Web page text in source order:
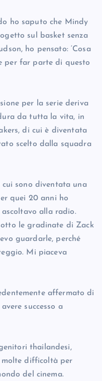
ho saputo che Mindy
sul basket senza
ho pensato: ‘Cosa
per far parte di questo
per la serie deriva
da tutta la vita, in
di cui è diventata
scelto dalla squadra
sono diventata una
quei 20 anni ho
alla radio.
le gradinate di Zack
guardarle, perché
Mi piaceva
affermato di
successo a
thailandesi,
difficoltà per
del cinema.